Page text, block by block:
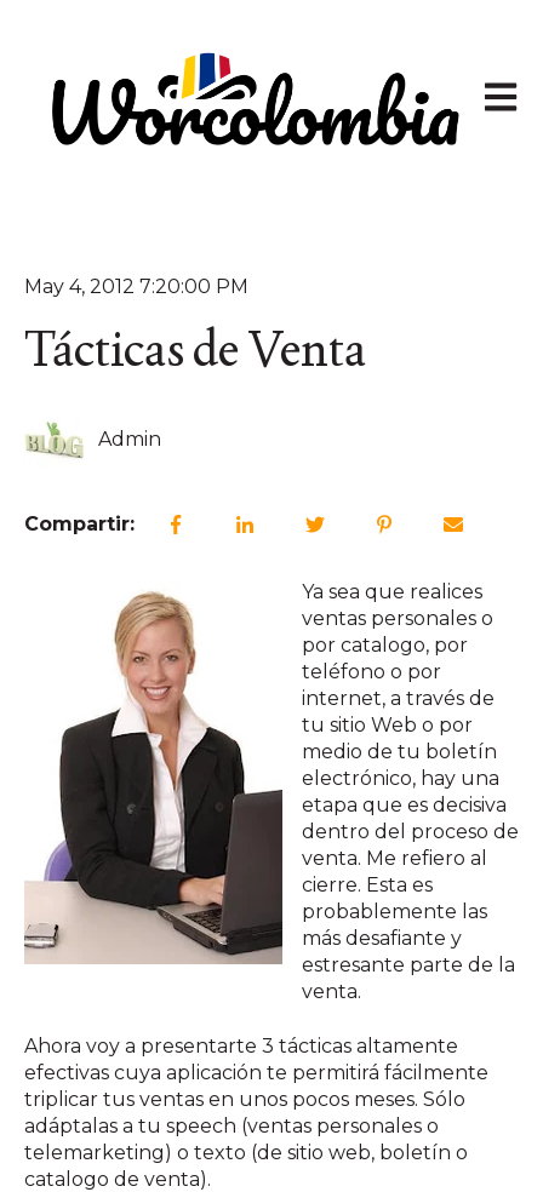
Abrir
May 4, 2012 7:20:00 PM
Tácticas de Venta
Admin
Compartir:
Ya sea que realices
ventas personales o
por catalogo, por
teléfono o por
internet, a través de
tu sitio Web o por
medio de tu boletín
electrónico, hay una
etapa que es decisiva
dentro del proceso de
venta. Me refiero al
cierre. Esta es
probablemente las
más desafiante y
estresante parte de la
venta.
Ahora voy a presentarte 3 tácticas altamente
efectivas cuya aplicación te permitirá fácilmente
triplicar tus ventas en unos pocos meses. Sólo
adáptalas a tu speech (ventas personales o
telemarketing) o texto (de sitio web, boletín o
catalogo de venta).